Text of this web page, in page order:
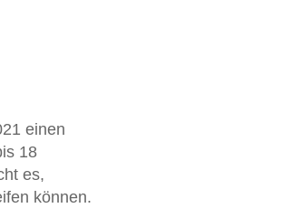
einen
18
es,
können.